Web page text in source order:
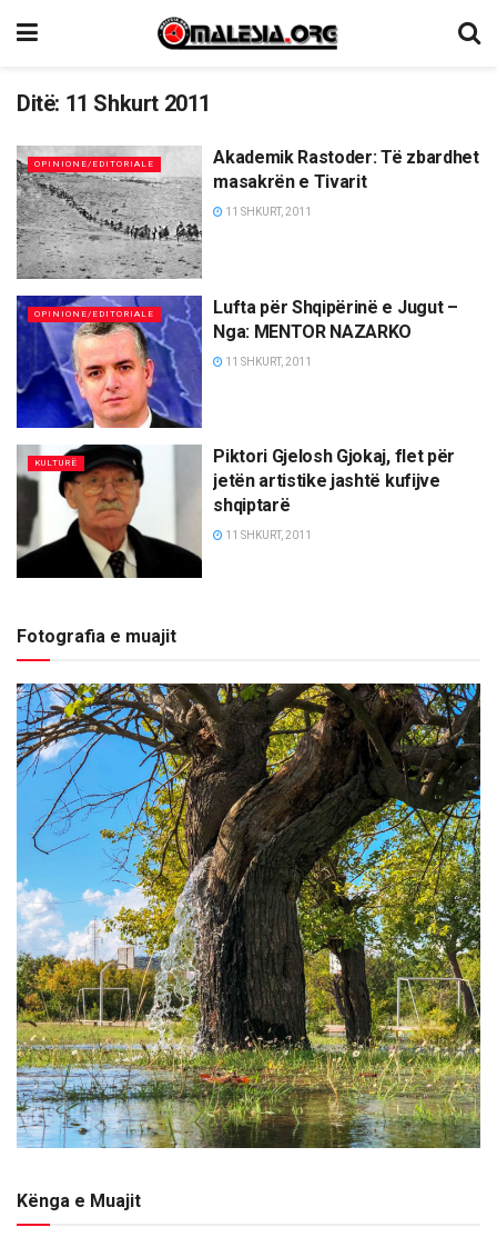
Ditë: 11 Shkurt 2011
OPINIONE/EDITORIALE
Akademik Rastoder: Të zbardhet
masakrën e Tivarit
11 SHKURT, 2011
OPINIONE/EDITORIALE
Lufta për Shqipërinë e Jugut –
Nga: MENTOR NAZARKO
11 SHKURT, 2011
KULTURË
Piktori Gjelosh Gjokaj, flet për
jetën artistike jashtë kufijve
shqiptarë
11 SHKURT, 2011
Fotografia e muajit
Kënga e Muajit